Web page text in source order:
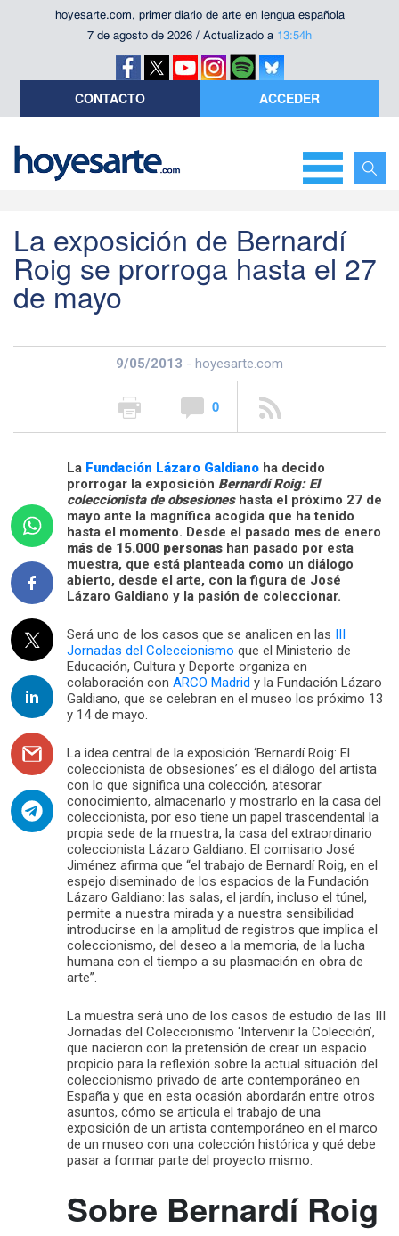
hoyesarte.com, primer diario de arte en lengua española
7 de agosto de 2026 / Actualizado a 13:54h
CONTACTO ACCEDER
La exposición de Bernardí
Roig se prorroga hasta el 27
de mayo
9/05/2013 - hoyesarte.com
0
La Fundación Lázaro Galdiano ha decido
prorrogar la exposición Bernardí Roig: El
coleccionista de obsesioneshasta el próximo 27 de
mayo ante la magnífica acogida que ha tenido
hasta el momento. Desde el pasado mes de enero
más de 15.000 personas han pasado por esta
muestra, que está planteada como un diálogo
abierto, desde el arte, con la figura de José
Lázaro Galdiano y la pasión de coleccionar.
Será uno de los casos que se analicen en las III
Jornadas del Coleccionismo que el Ministerio de
Educación, Cultura y Deporte organiza en
colaboración con ARCO Madrid y la Fundación Lázaro
Galdiano, que se celebran en el museo los próximo 13
y 14 de mayo.
La idea central de la exposición ‘Bernardí Roig: El
coleccionista de obsesiones’ es el diálogo del artista
con lo que significa una colección, atesorar
conocimiento, almacenarlo y mostrarlo en la casa del
coleccionista, por eso tiene un papel trascendental la
propia sede de la muestra, la casa del extraordinario
coleccionista Lázaro Galdiano. El comisario José
Jiménez afirma que “el trabajo de Bernardí Roig, en el
espejo diseminado de los espacios de la Fundación
Lázaro Galdiano: las salas, el jardín, incluso el túnel,
permite a nuestra mirada y a nuestra sensibilidad
introducirse en la amplitud de registros que implica el
coleccionismo, del deseo a la memoria, de la lucha
humana con el tiempo a su plasmación en obra de
arte”.
La muestra será uno de los casos de estudio de las III
Jornadas del Coleccionismo ‘Intervenir la Colección’,
que nacieron con la pretensión de crear un espacio
propicio para la reflexión sobre la actual situación del
coleccionismo privado de arte contemporáneo en
España y que en esta ocasión abordarán entre otros
asuntos, cómo se articula el trabajo de una
exposición de un artista contemporáneo en el marco
de un museo con una colección histórica y qué debe
pasar a formar parte del proyecto mismo.
Sobre Bernardí Roig